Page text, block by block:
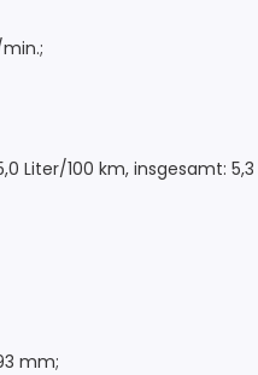
Liter/100 km, insgesamt:
mm;